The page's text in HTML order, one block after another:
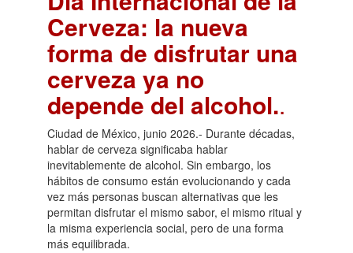
Cerveza: la nueva
forma de disfrutar una
cerveza ya no
depende del alcohol..
Ciudad de México, junio 2026.- Durante décadas,
hablar de cerveza significaba hablar
inevitablemente de alcohol. Sin embargo, los
hábitos de consumo están evolucionando y cada
vez más personas buscan alternativas que les
permitan disfrutar el mismo sabor, el mismo ritual y
la misma experiencia social, pero de una forma
más equilibrada.